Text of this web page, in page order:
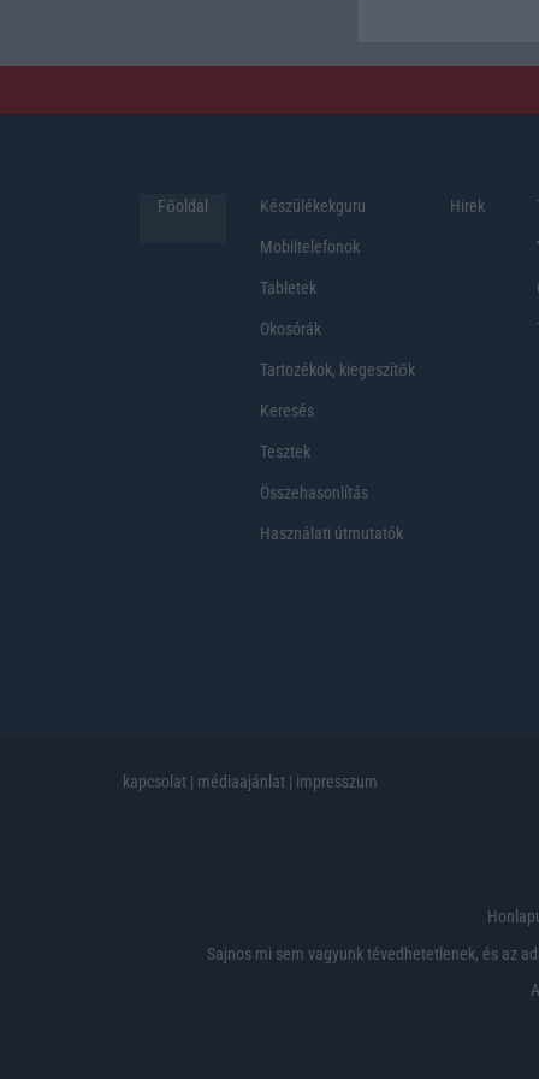
Főoldal Készülékekguru
Mobiltelefonok
Tabletek
Okosórák
Tartozékok, kiegeszítők
Keresés
Tesztek
Összehasonlítás
Használati útmutatók
Hirek
kapcsolat | médiaajánlat | impresszum
Sajnos mi sem vagyunk tévedhetetlenek, és az